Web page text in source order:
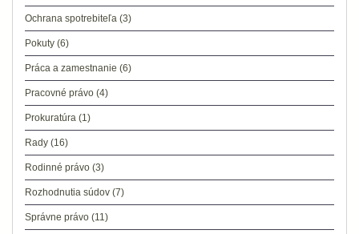
Ochrana spotrebiteľa (3)
Pokuty (6)
Práca a zamestnanie (6)
Pracovné právo (4)
Prokuratúra (1)
Rady (16)
Rodinné právo (3)
Rozhodnutia súdov (7)
Správne právo (11)